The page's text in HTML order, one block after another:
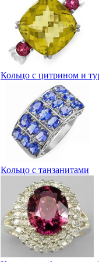
Кольцо с цитрином и
Кольцо с танзанитами